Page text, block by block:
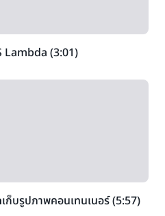
Lambda (3:01)
ก็บรูปภาพคอนเทนเนอร์ (5:57)